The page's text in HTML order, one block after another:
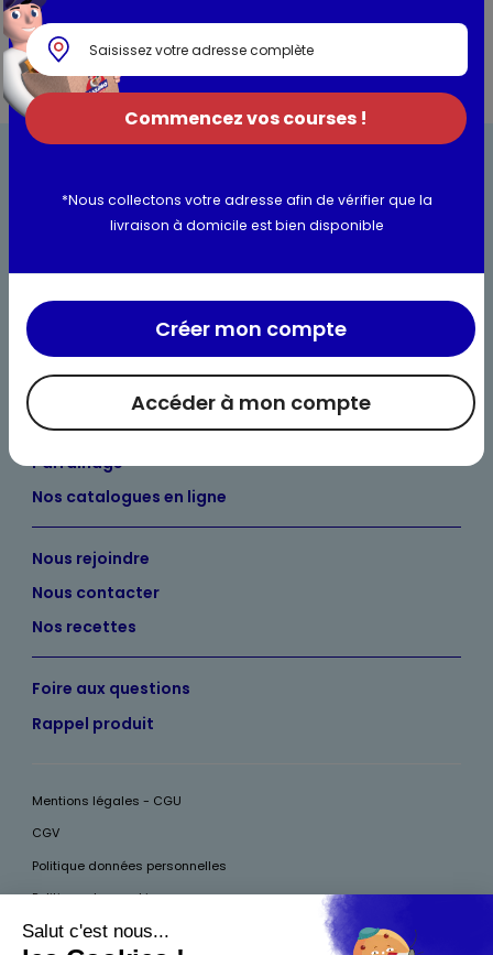
Bienvenue chez Maximo
Nos engagements
Maxicado
Parrainage
Nos catalogues en ligne
Nous rejoindre
Nous contacter
Nos recettes
Foire aux questions
Rappel produit
Mentions légales - CGU
CGV
Politique données personnelles
Politique des cookies
Accessibilité
Commencez vos courses !
*Nous collectons votre adresse afin de vérifier que la
livraison à domicile est bien disponible
Accéder à mon compte
Créer mon compte